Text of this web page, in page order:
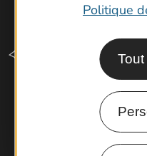
Politique